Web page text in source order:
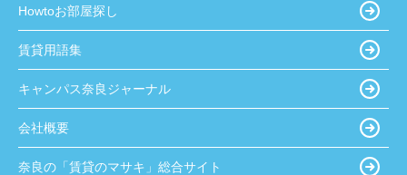
Howtoお部屋探し
賃貸用語集
キャンパス奈良ジャーナル
会社概要
奈良の「賃貸のマサキ」総合サイト